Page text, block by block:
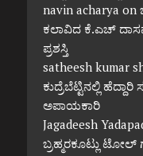
navin acharya on
ಕಲಾವಿದ ಕೆ.ಎಚ್
ಪ್ರಶಸ್ತಿ
satheesh kumar
ಕುದ್ರೆಬೆಟ್ಟಿನಲ್ಲಿ
ಅಪಾಯಕಾರಿ
Jagadeesh
ಬ್ರಹ್ಮರಕೂಟ್ಲು